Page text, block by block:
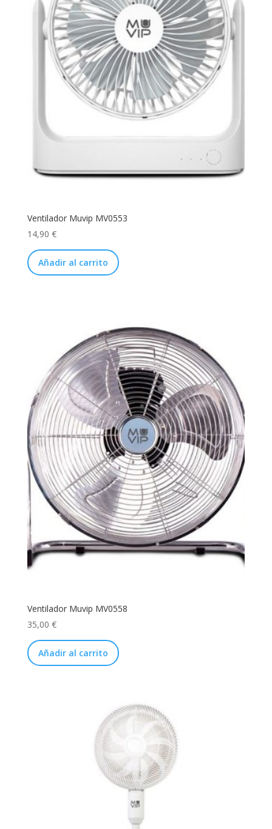
Ventilador Muvip MV0553
14,90 €
Añadir al carrito
Ventilador Muvip MV0558
35,00 €
Añadir al carrito